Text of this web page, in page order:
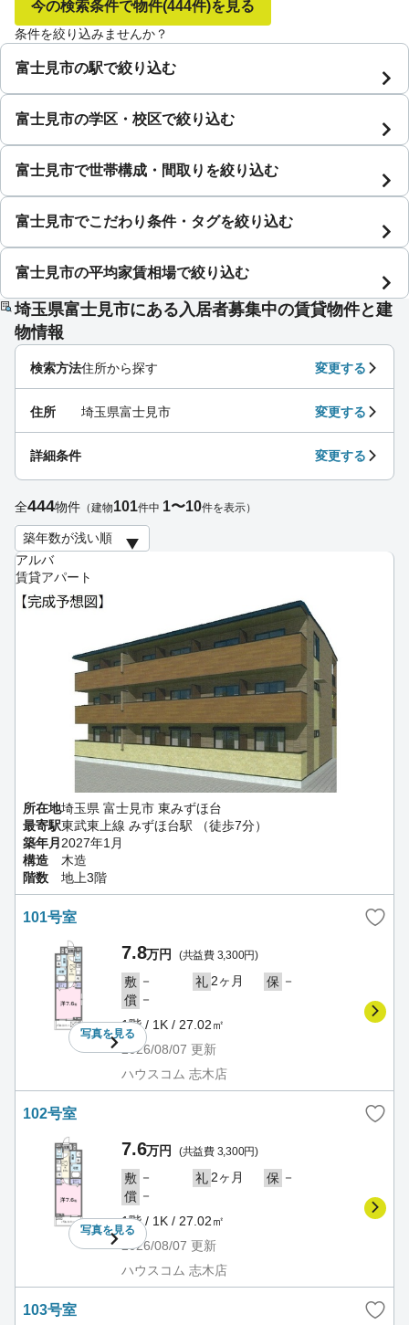
今の検索条件で物件(444件)を見る
条件を絞り込みませんか？
富士見市の駅で絞り込む
富士見市の学区・校区で絞り込む
富士見市で世帯構成・間取りを絞り込む
富士見市でこだわり条件・タグを絞り込む
富士見市の平均家賃相場で絞り込む
埼玉県富士見市にある入居者募集中の賃貸物件と建
物情報
アルバ
賃貸アパート
所在地埼玉県 富士見市 東みずほ台
最寄駅東武東上線 みずほ台駅 （徒歩7分）
築年月 2027年1月
構造
木造
階数
地上3階
101号室
写真を見る
7.8万円 (共益費 3,300円)
敷 － 礼 2ヶ月 保 －
償 －
1階 / 1K / 27.02㎡
2026/08/07 更新
ハウスコム 志木店
102号室
写真を見る
7.6万円 (共益費 3,300円)
敷 － 礼 2ヶ月 保 －
償 －
1階 / 1K / 27.02㎡
2026/08/07 更新
ハウスコム 志木店
103号室
検索方法住所から探す 変更する
住所 埼玉県富士見市 変更する
詳細条件 変更する
全444物件 （建物101件中 1〜10件を表示）